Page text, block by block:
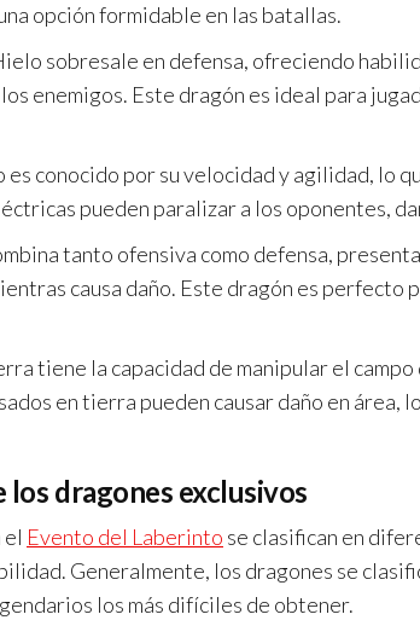
opción formidable en las batallas.
sobresale en defensa, ofreciendo
enemigos. Este dragón es ideal para
es conocido por su velocidad y agilidad, lo
pueden paralizar a los oponentes,
tanto ofensiva como defensa,
causa daño. Este dragón es
tiene la capacidad de manipular el
en tierra pueden causar daño en área,
los dragones exclusivos
el Evento del Laberinto se clasifican en
Generalmente, los dragones se
los más difíciles de obtener.